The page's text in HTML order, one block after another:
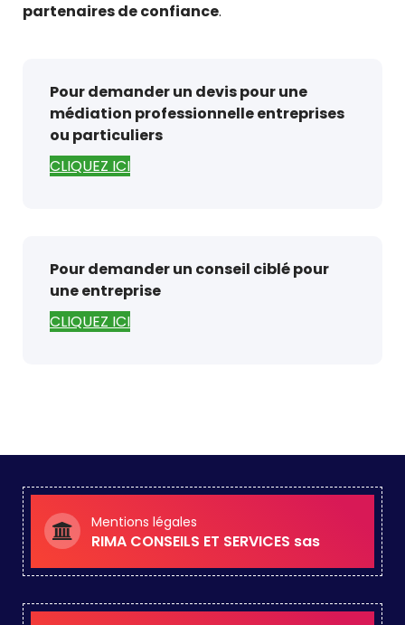
partenaires de confiance.
Pour demander un devis pour une
médiation professionnelle entreprises
ou particuliers
CLIQUEZ ICI
Pour demander un conseil ciblé pour
une entreprise
CLIQUEZ ICI
Mentions légales
RIMA CONSEILS ET SERVICES sas